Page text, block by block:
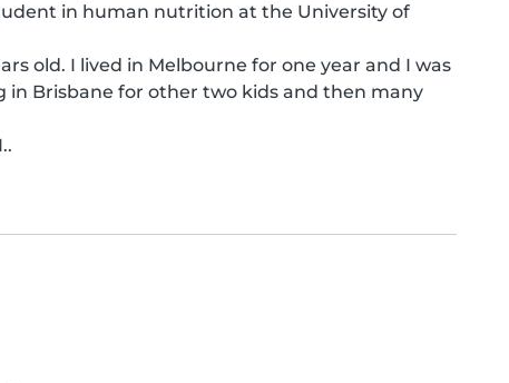
in human nutrition at the University of
old. I lived in Melbourne for one year and I was
in Brisbane for other two kids and then many